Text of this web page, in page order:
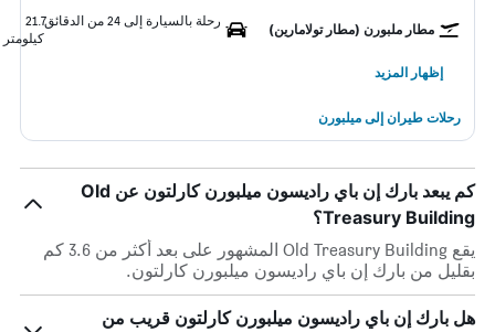
مطار ملبورن (مطار تولامارين)
رحلة بالسيارة إلى 24 من الدقائق
21.7
كيلومتر
إظهار المزيد
رحلات طيران إلى ميلبورن
كم يبعد بارك إن باي راديسون ميلبورن كارلتون عن Old
Treasury Building؟
يقع Old Treasury Building المشهور على بعد أكثر من 3.6 كم
بقليل من بارك إن باي راديسون ميلبورن كارلتون.
هل بارك إن باي راديسون ميلبورن كارلتون قريب من